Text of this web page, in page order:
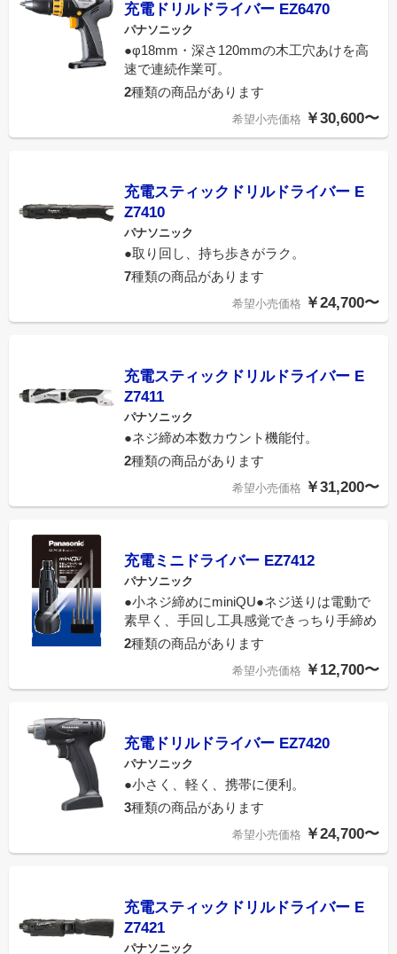
充電ドリルドライバー EZ6470
パナソニック
●φ18mm・深さ120mmの木工穴あけを高
速で連続作業可。
2種類の商品があります
希望小売価格 ￥30,600〜
充電スティックドリルドライバー E
Z7410
パナソニック
●取り回し、持ち歩きがラク。
7種類の商品があります
希望小売価格 ￥24,700〜
充電スティックドリルドライバー E
Z7411
パナソニック
●ネジ締め本数カウント機能付。
2種類の商品があります
希望小売価格 ￥31,200〜
充電ミニドライバー EZ7412
パナソニック
●小ネジ締めにminiQU●ネジ送りは電動で
素早く、手回し工具感覚できっちり手締め
2種類の商品があります
希望小売価格 ￥12,700〜
充電ドリルドライバー EZ7420
パナソニック
●小さく、軽く、携帯に便利。
3種類の商品があります
希望小売価格 ￥24,700〜
充電スティックドリルドライバー E
Z7421
パナソニック